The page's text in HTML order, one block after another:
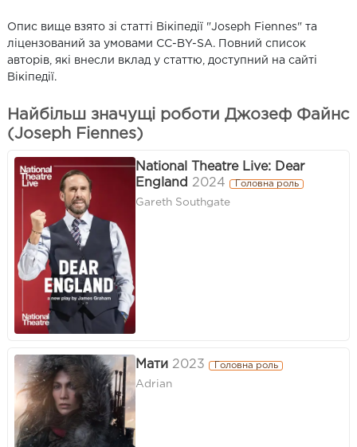
Опис вище взято зі статті Вікіпедії "Joseph Fiennes" та
ліцензований за умовами CC-BY-SA. Повний список
авторів, які внесли вклад у статтю, доступний на сайті
Вікіпедії.
Найбільш значущі роботи Джозеф Файнс
(Joseph Fiennes)
National Theatre Live: Dear
England 2024 Головна роль
Gareth Southgate
Мати 2023 Головна роль
Adrian